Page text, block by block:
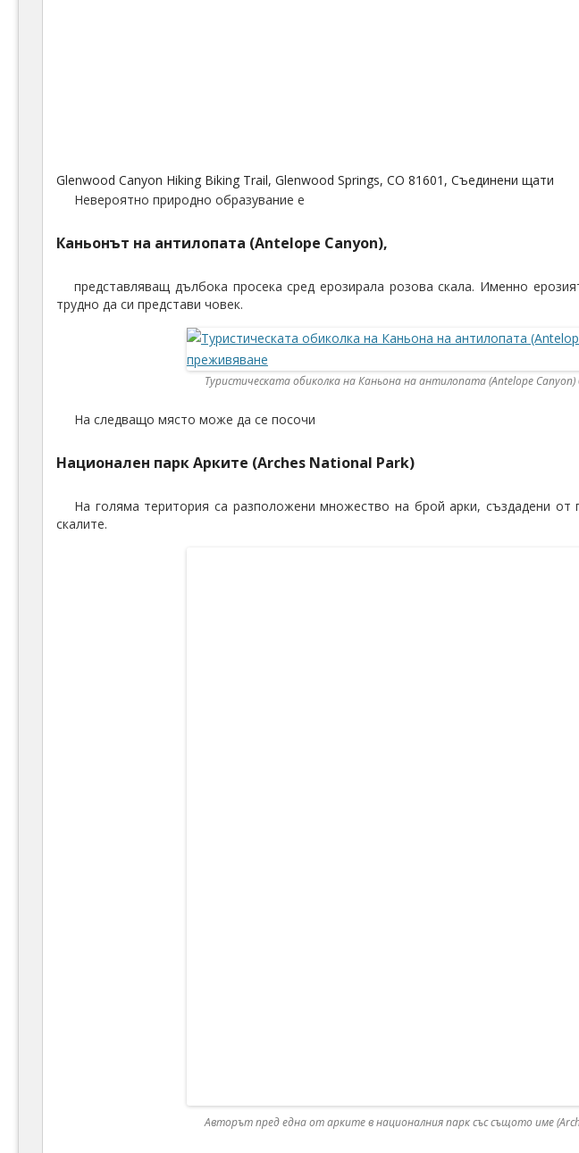
Glenwood Canyon Hiking Biking Trail, Glenwood Springs, CO 81601, Съединени щати
Невероятно природно образувание е
Каньонът на антилопата (Antelope Canyon),
представляващ дълбока просека сред ерозирала розова скала. Именно
трудно да си представи човек.
Туристическата обиколка на Каньона на антилопата (Antelope
На следващо място може да се посочи
Национален парк Арките (Arches National Park)
На голяма територия са разположени множество на брой арки, създадени
скалите.
Авторът пред една от арките в националния парк със същото име